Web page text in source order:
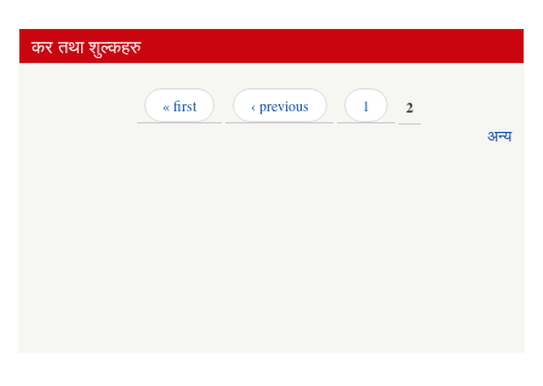
कर तथा शुल्कहरु
« first ‹ previous 1
2
अन्य